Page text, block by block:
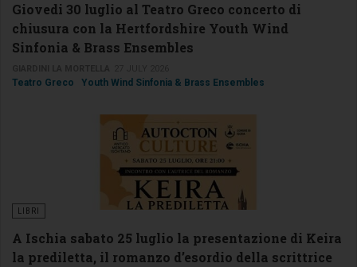
Giovedi 30 luglio al Teatro Greco concerto di
chiusura con la Hertfordshire Youth Wind
Sinfonia & Brass Ensembles
Teatro Greco Youth Wind Sinfonia & Brass Ensembles
LIBRI
A Ischia sabato 25 luglio la presentazione di Keira
la prediletta, il romanzo d’esordio della scrittrice